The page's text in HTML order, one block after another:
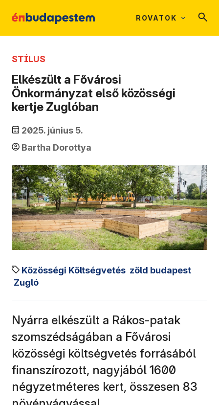
ROVATOK
STÍLUS
Elkészült a Fővárosi
Önkormányzat első közösségi
kertje Zuglóban
2025. június 5.
Bartha Dorottya
Közösségi Költségvetés zöld budapest
Zugló
Nyárra elkészült a Rákos-patak
szomszédságában a Fővárosi
közösségi költségvetés forrásából
finanszírozott, nagyjából 1600
négyzetméteres kert, összesen 83